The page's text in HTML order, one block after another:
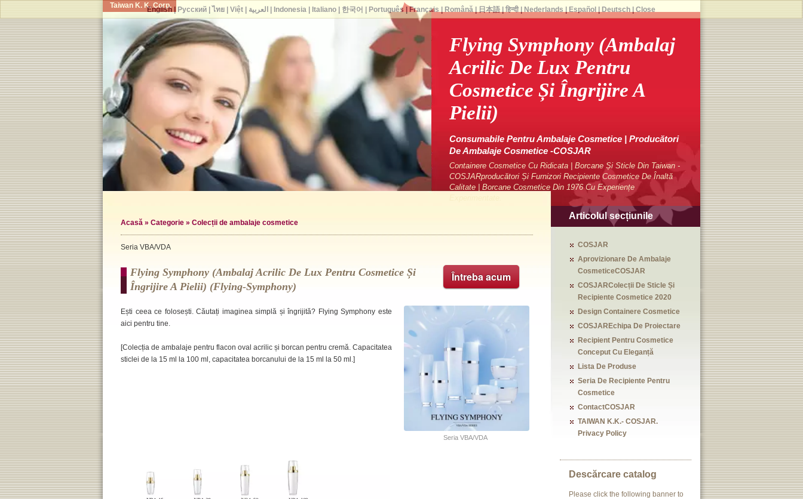
Taiwan K. K. Corp.
Flying Symphony (ambalaj
Acrilic De Lux Pentru
Cosmetice Și Îngrijire A
Pielii)
Consumabile Pentru Ambalaje Cosmetice | Producători
De Ambalaje Cosmetice -COSJAR
Containere Cosmetice Cu Ridicata | Borcane Și Sticle Din Taiwan -
COSJARproducători Și Furnizori Recipiente Cosmetice De Înaltă
Calitate | Borcane Cosmetice Din 1976 Cu Experiențe
Acasă » Categorie » Colecții de ambalaje cosmetice
Seria VBA/VDA
Întreba acum
Flying Symphony (ambalaj Acrilic De Lux Pentru Cosmetice Și
Îngrijire A Pielii) (flying-Symphony)
Seria VBA/VDA
Ești ceea ce folosești. Căutați imaginea simplă și îngrijită? Flying Symphony este
aici pentru tine.
[Colecția de ambalaje pentru flacon oval acrilic și borcan pentru cremă. Capacitatea
sticlei de la 15 ml la 100 ml, capacitatea borcanului de la 15 ml la 50 ml.]
Articolul secțiunile
COSJAR
Aprovizionare De Ambalaje
CosmeticeCOSJAR
COSJARColecții De Sticle Și
Recipiente Cosmetice 2020
Design Containere Cosmetice
COSJAREchipa De Proiectare
Recipient Pentru Cosmetice
Conceput Cu Eleganță
Lista De Produse
Seria De Recipiente Pentru
Cosmetice
ContactCOSJAR
TAIWAN K.K.- COSJAR.
Privacy Policy
Descărcare catalog
Please click the following banner to
English| Русский| ไทย| Việt| العربية Indonesia| Italiano| 한국어 Português Français Română| 日本語| हिन्दी| Nederlands Español Deutsch| Close